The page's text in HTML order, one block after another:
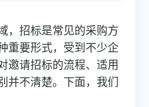
，招标是常见的采购方
重要形式，受到不少企
邀请招标的流程、适用
并不清楚。下面，我们